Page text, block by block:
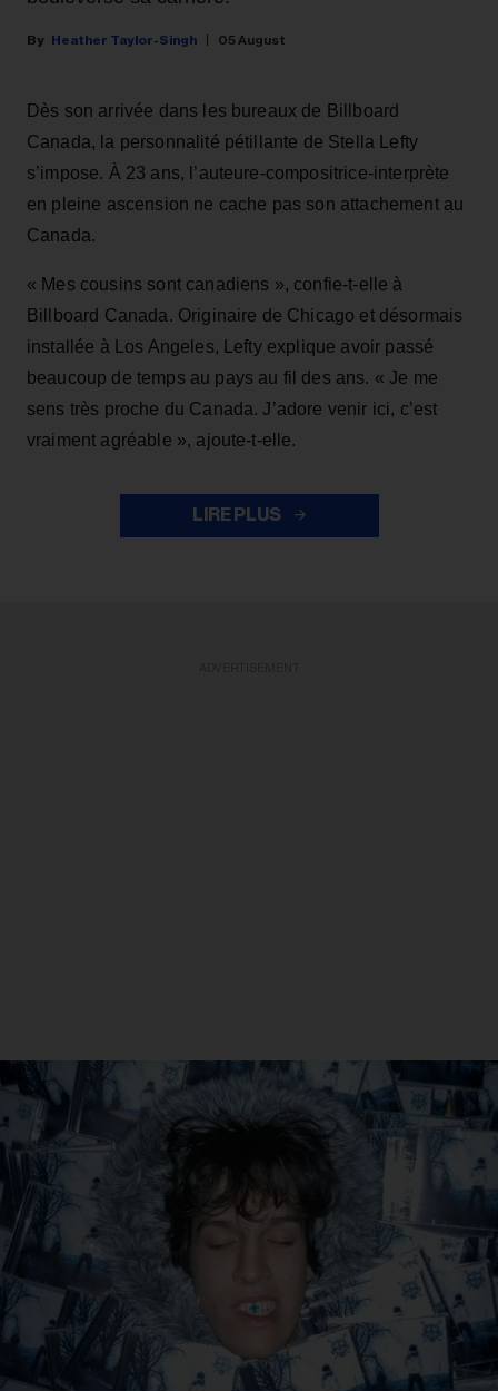
Heather Taylor-Singh 05 August
Dès son arrivée dans les bureaux de Billboard
Canada, la personnalité pétillante de Stella Lefty
s’impose. À 23 ans, l’auteure-compositrice-interprète
en pleine ascension ne cache pas son attachement au
Canada.
« Mes cousins sont canadiens », confie-t-elle à
Billboard Canada. Originaire de Chicago et désormais
installée à Los Angeles, Lefty explique avoir passé
beaucoup de temps au pays au fil des ans. « Je me
sens très proche du Canada. J’adore venir ici, c’est
vraiment agréable », ajoute-t-elle.
LIRE PLUS